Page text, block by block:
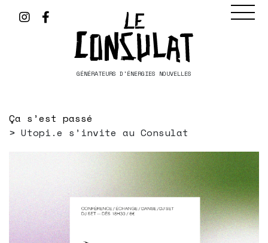
GÉNÉRATEURS D'ÉNERGIES NOUVELLES
Ça s’est passé
Utopi.e s’invite au Consulat